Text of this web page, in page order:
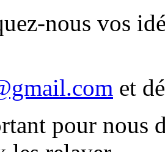
nous vos
et
pour nous